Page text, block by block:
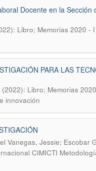
Docente en la
Libro; Memorias 2020
PARA LAS
Libro; Memorias
innovación
Vanegas, Jessie; Escobar
CIMICTI